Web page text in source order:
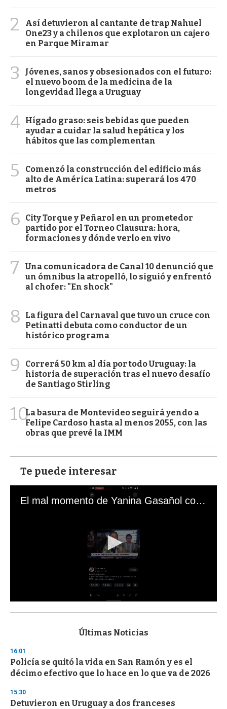
2
Así detuvieron al cantante de trap Nahuel
One23 y a chilenos que explotaron un cajero
en Parque Miramar
3
Jóvenes, sanos y obsesionados con el futuro:
el nuevo boom de la medicina de la
longevidad llega a Uruguay
4 Hígado graso: seis bebidas que pueden
ayudar a cuidar la salud hepática y los
hábitos que las complementan
5
Comenzó la construcción del edificio más
alto de América Latina: superará los 470
metros
6
City Torque y Peñarol en un prometedor
partido por el Torneo Clausura: hora,
formaciones y dónde verlo en vivo
7
Una comunicadora de Canal 10 denunció que
un ómnibus la atropelló, lo siguió y enfrentó
al chofer: "En shock"
8
La figura del Carnaval que tuvo un cruce con
Petinatti debuta como conductor de un
histórico programa
9
Correrá 50 km al día por todo Uruguay: la
historia de superación tras el nuevo desafío
de Santiago Stirling
10La basura de Montevideo seguirá yendo a
Felipe Cardoso hasta al menos 2055, con las
obras que prevé la IMM
Te puede interesar
El mal momento de Yanina Gasañol con un hincha argentino en "Subrayado"
s
d
s
o
f
3
s
Últimas Noticias
16:01
Policía se quitó la vida en San Ramón y es el
décimo efectivo que lo hace en lo que va de 2026
15:30
Detuvieron en Uruguay a dos franceses